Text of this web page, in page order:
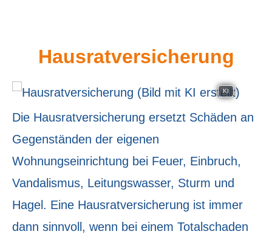
Haus­rat­ver­si­che­rung
KI
Die Haus­rat­ver­si­che­rung ersetzt Schäden an
Gegenständen der eigenen
Wohnungseinrichtung bei Feuer, Einbruch,
Vandalismus, Leitungswasser, Sturm und
Hagel. Eine Haus­rat­ver­si­che­rung ist immer
dann sinnvoll, wenn bei einem Totalschaden